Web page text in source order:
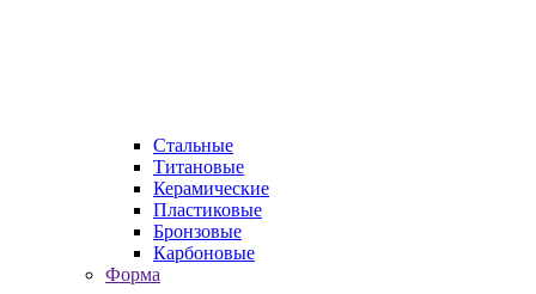
Стальные
Титановые
Керамические
Пластиковые
Бронзовые
Карбоновые
Форма